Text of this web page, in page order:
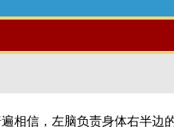
相信，左脑负责身体右半